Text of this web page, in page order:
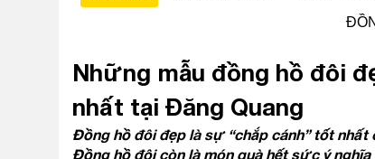
Những mẫu đồng hồ đôi
nhất tại Đăng Quang
Đồng hồ đôi đẹp là sự “chắp cánh” tốt
Đồng hồ đôi còn là món quà hết sức ý